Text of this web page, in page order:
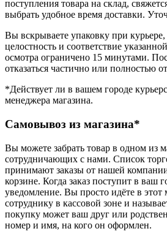
поступления товара на склад,
выбрать удобное время доставки.
Вы вскрываете упаковку при курьере,
целостность и соответствие
осмотра ограничено 15 минутами.
отказаться частично или полностью
*Действует ли в вашем городе
менеджера магазина.
Самовывоз из магазина*
Вы можете забрать товар в одном из
сотрудничающих с нами. Список
принимают заказы от нашей
корзине. Когда заказ поступит в ваш
уведомление. Вы просто идёте в этот
сотруднику в кассовой зоне и
покупку может ваш друг или
номер и имя, на кого он оформлен.